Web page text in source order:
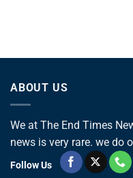
ABOUT US
We at The End Times
news is very rare. we do
Follow Us